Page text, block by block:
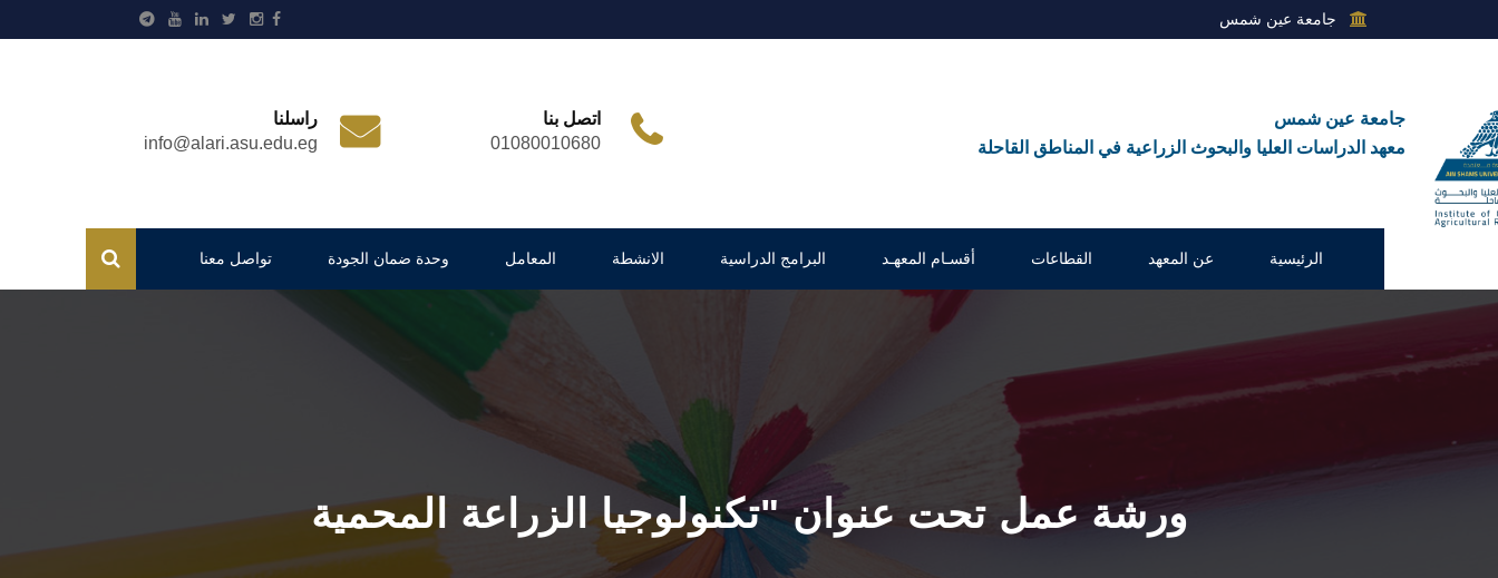
جامعة عين شمس
جامعة عين شمس
معهد الدراسات العليا والبحوث الزراعية في المناطق القاحلة
اتصل بنا
01080010680
راسلنا
info@alari.asu.edu.eg
الرئيسية عن المعهد القطاعات أقسـام المعهـد البرامج الدراسية الانشطة المعامل وحدة ضمان الجودة تواصل معنا
ورشة عمل تحت عنوان "تكنولوجيا الزراعة المحمية